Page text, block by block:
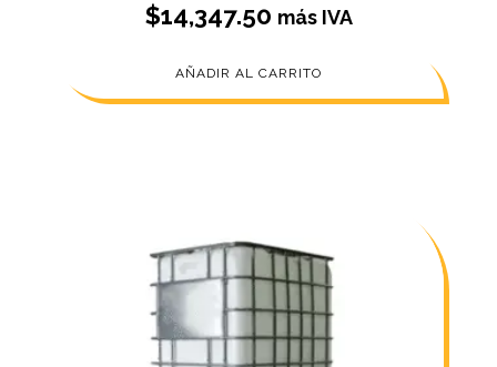
$14,347.50 más IVA
AÑADIR AL CARRITO